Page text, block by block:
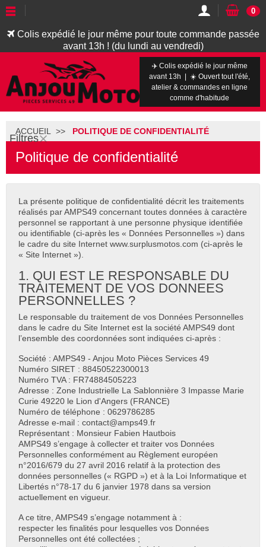
Colis expédié le jour même pour toute commande passée
avant 13h ! (du lundi au vendredi)
0
✈️ Colis expédié le jour même
avant 13h | ☀️ Ouvert tout l'été,
atelier & commandes en ligne
comme d'habitude
Filtres
ACCUEIL POLITIQUE DE CONFIDENTIALITÉ
Politique de confidentialité
La présente politique de confidentialité décrit les traitements
réalisés par AMPS49 concernant toutes données à caractère
personnel se rapportant à une personne physique identifiée
ou identifiable (ci-après les « Données Personnelles ») dans
le cadre du site Internet www.surplusmotos.com (ci-après le
« Site Internet »).
1. QUI EST LE RESPONSABLE DU
TRAITEMENT DE VOS DONNEES
PERSONNELLES ?
Le responsable du traitement de vos Données Personnelles
dans le cadre du Site Internet est la société AMPS49 dont
l’ensemble des coordonnées sont indiquées ci-après :
Société : AMPS49 - Anjou Moto Pièces Services 49
Numéro SIRET : 88450522300013
Numéro TVA : FR74884505223
Adresse : Zone Industrielle La Sablonnière 3 Impasse Marie
Curie 49220 le Lion d'Angers (FRANCE)
Numéro de téléphone : 0629786285
Adresse e-mail : contact@amps49.fr
Représentant : Monsieur Fabien Hautbois
AMPS49 s’engage à collecter et traiter vos Données
Personnelles conformément au Règlement européen
n°2016/679 du 27 avril 2016 relatif à la protection des
données personnelles (« RGPD ») et à la Loi Informatique et
Libertés n°78-17 du 6 janvier 1978 dans sa version
actuellement en vigueur.
A ce titre, AMPS49 s’engage notamment à :
respecter les finalités pour lesquelles vos Données
Personnelles ont été collectées ;